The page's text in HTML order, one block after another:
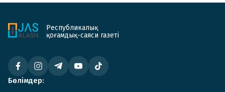
Республикалық
қоғамдық-саяси газеті
Бөлімдер: